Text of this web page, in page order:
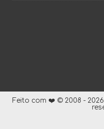
Feito com ❤️ © 2008 -